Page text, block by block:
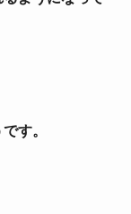
す。